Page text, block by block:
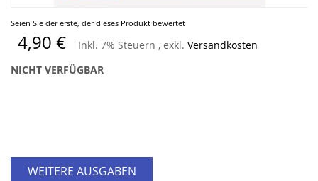
Seien Sie der erste, der dieses Produkt bewertet
4,90 € Inkl. 7% Steuern , exkl. Versandkosten
NICHT VERFÜGBAR
WEITERE AUSGABEN
Zum
Anfang
der
Bildergalerie
springen